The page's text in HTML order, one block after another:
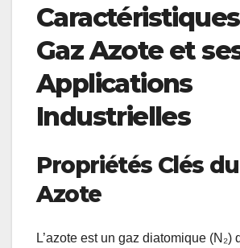
Gaz Azote et
Applications
Industrielles
Propriétés Clés
Azote
L’azote est un gaz diatomique (N₂)